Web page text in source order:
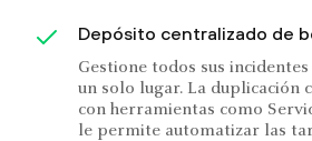
Depósito centralizado de
Gestione todos sus
un solo lugar. La duplicación
con herramientas como
le permite automatizar las